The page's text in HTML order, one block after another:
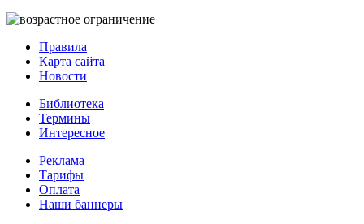
Правила
Карта сайта
Новости
Библиотека
Термины
Интересное
Реклама
Тарифы
Оплата
Наши баннеры